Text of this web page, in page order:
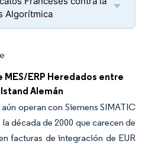
Algorítmica
ERP Heredados entre
Alemán
operan con Siemens SIMATIC
década de 2000 que carecen de
facturas de integración de EUR